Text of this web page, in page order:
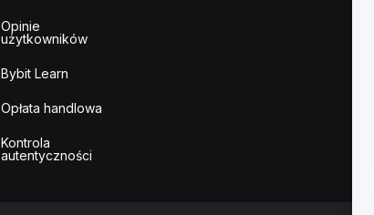
Opinie
użytkowników
Bybit Learn
Opłata handlowa
Kontrola
autentyczności